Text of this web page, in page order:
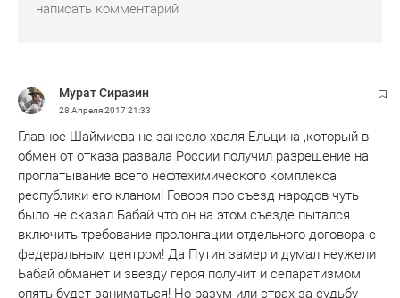
Мурат Сиразин
28 Апреля 201721:33
Главное Шаймиева не занесло хваля Ельцина ,который в
обмен от отказа развала России получил разрешение на
проглатывание всего нефтехимического комплекса
республики его кланом! Говоря про съезд народов чуть
было не сказал Бабай что он на этом съезде пытался
включить требование пролонгации отдельного договора с
федеральным центром! Да Путин замер и думал неужели
Бабай обманет и звезду героя получит и сепаратизмом
опять будет заниматься! Но разум или страх за судьбу